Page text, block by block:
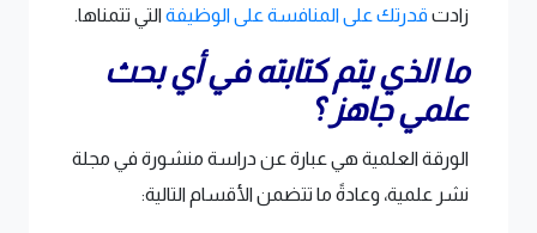
زادت قدرتك على المنافسة على الوظيفة التي تتمناها.
ما الذي يتم كتابته في أي بحث
علمي جاهز ؟
الورقة العلمية هي عبارة عن دراسة منشورة في مجلة
نشر علمية، وعادةً ما تتضمن الأقسام التالية: